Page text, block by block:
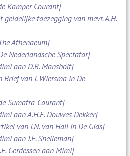
Kamper Courant]
toezegging van mevr. A.H.
Athenaeum]
Nederlandsche Spectator]
aan D.R. Mansholt]
van J. Wiersma in De
Sumatra-Courant]
aan A.H.E. Douwes Dekker]
van J.N. van Hall in De Gids]
aan J.F. Snelleman]
Gerdessen aan Mimi]